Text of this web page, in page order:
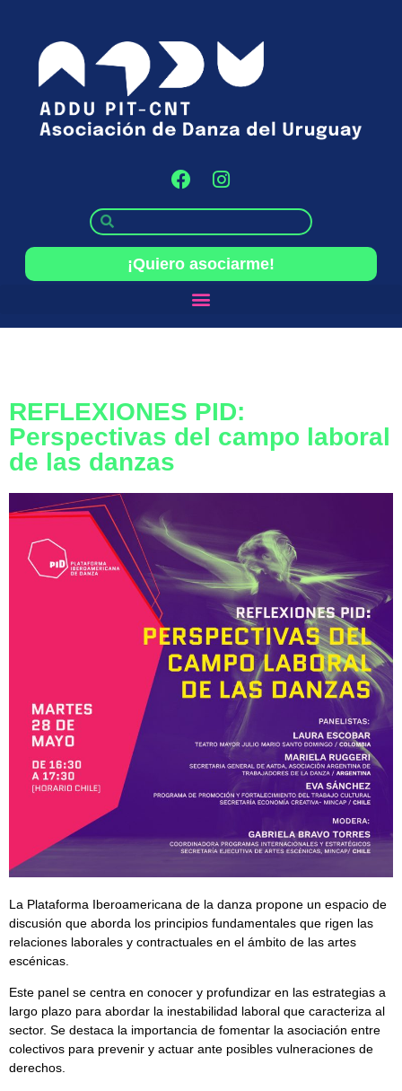
¡Quiero asociarme!
REFLEXIONES PID:
Perspectivas del campo laboral
de las danzas
La Plataforma Iberoamericana de la danza propone un espacio de
discusión que aborda los principios fundamentales que rigen las
relaciones laborales y contractuales en el ámbito de las artes
escénicas.
Este panel se centra en conocer y profundizar en las estrategias a
largo plazo para abordar la inestabilidad laboral que caracteriza al
sector. Se destaca la importancia de fomentar la asociación entre
colectivos para prevenir y actuar ante posibles vulneraciones de
derechos.